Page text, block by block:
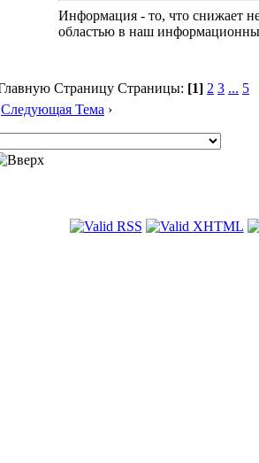
Информация - то, что снижает
областью в наш
Страницы: [1] 2 3 ... 5
Следующая Тема ›